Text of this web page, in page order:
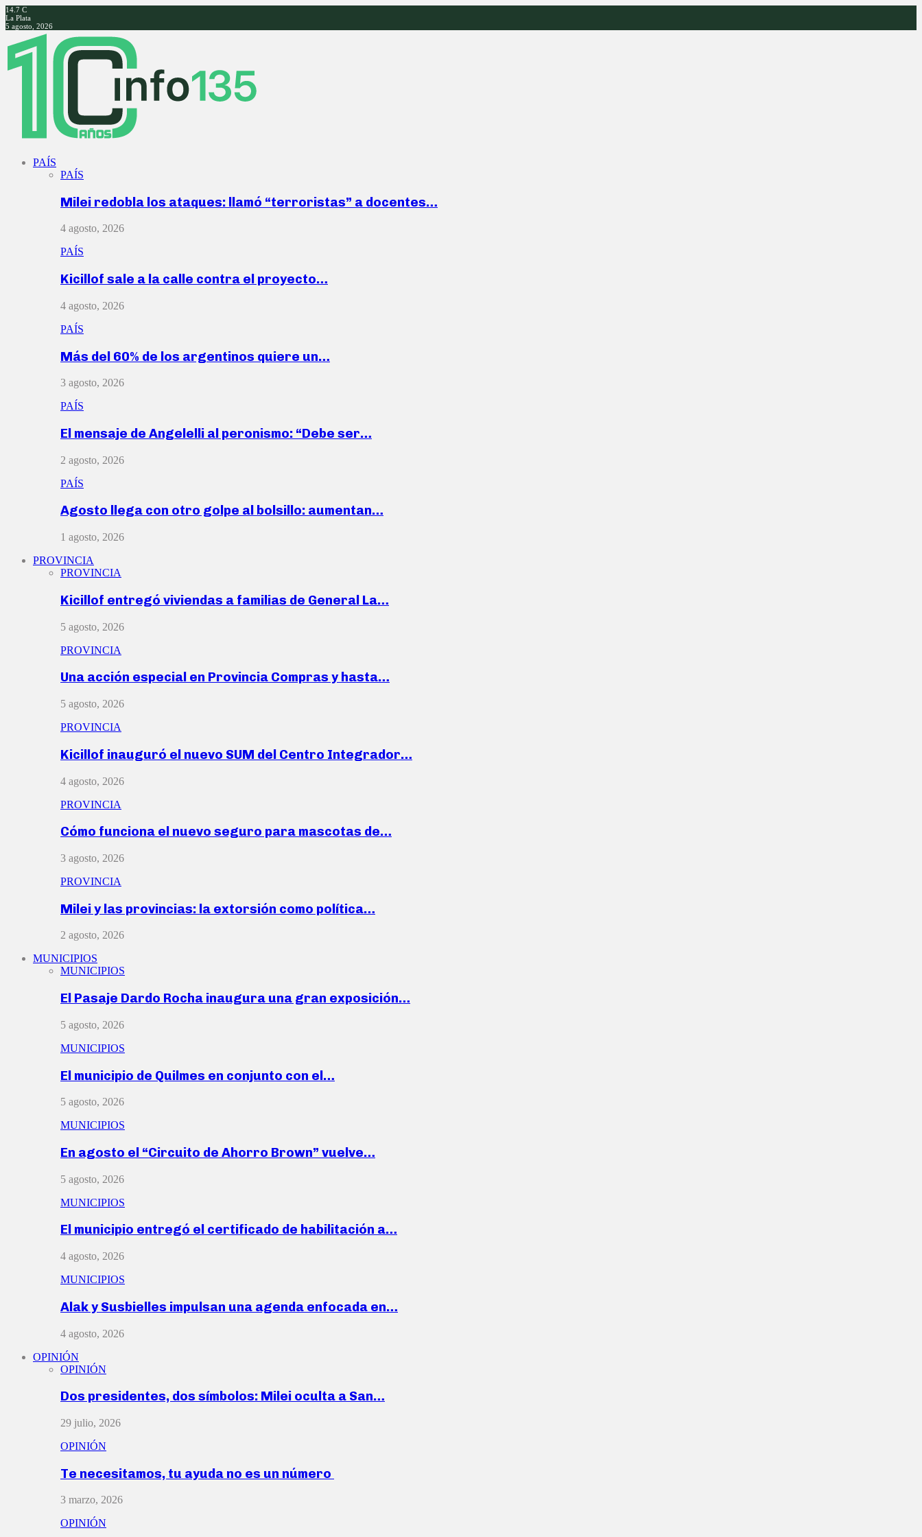
14.7 C
La Plata
5 agosto, 2026
Facebook
Twitter
Instagram
Youtube
PAÍS
PAÍS
Milei redobla los ataques: llamó “terroristas” a docentes…
4 agosto, 2026
PAÍS
Kicillof sale a la calle contra el proyecto…
4 agosto, 2026
PAÍS
Más del 60% de los argentinos quiere un…
3 agosto, 2026
PAÍS
El mensaje de Angelelli al peronismo: “Debe ser…
2 agosto, 2026
PAÍS
Agosto llega con otro golpe al bolsillo: aumentan…
1 agosto, 2026
PROVINCIA
PROVINCIA
Kicillof entregó viviendas a familias de General La…
5 agosto, 2026
PROVINCIA
Una acción especial en Provincia Compras y hasta…
5 agosto, 2026
PROVINCIA
Kicillof inauguró el nuevo SUM del Centro Integrador…
4 agosto, 2026
PROVINCIA
Cómo funciona el nuevo seguro para mascotas de…
3 agosto, 2026
PROVINCIA
Milei y las provincias: la extorsión como política…
2 agosto, 2026
MUNICIPIOS
MUNICIPIOS
El Pasaje Dardo Rocha inaugura una gran exposición…
5 agosto, 2026
MUNICIPIOS
El municipio de Quilmes en conjunto con el…
5 agosto, 2026
MUNICIPIOS
En agosto el “Circuito de Ahorro Brown” vuelve…
5 agosto, 2026
MUNICIPIOS
El municipio entregó el certificado de habilitación a…
4 agosto, 2026
MUNICIPIOS
Alak y Susbielles impulsan una agenda enfocada en…
4 agosto, 2026
OPINIÓN
OPINIÓN
Dos presidentes, dos símbolos: Milei oculta a San…
29 julio, 2026
OPINIÓN
Te necesitamos, tu ayuda no es un número
3 marzo, 2026
OPINIÓN